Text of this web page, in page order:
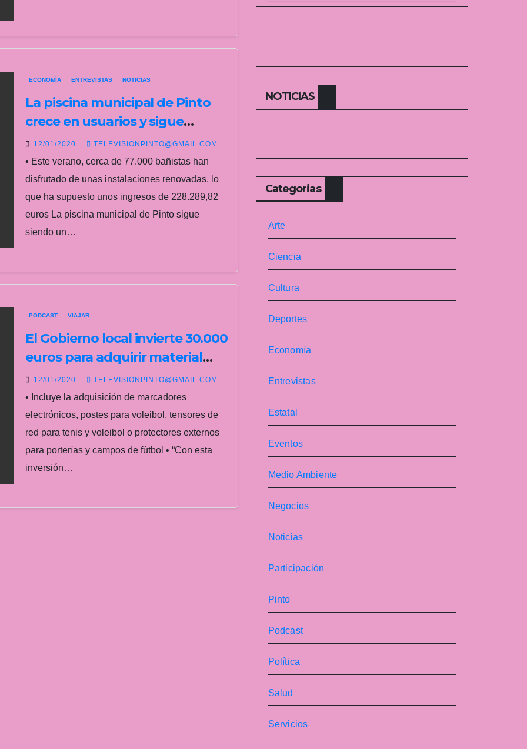
ECONOMÍA ENTREVISTAS NOTICIAS
La piscina municipal de Pinto
crece en usuarios y sigue
siendo un referente en la
Comunidad de Madrid
12/01/2020 TELEVISIONPINTO@GMAIL.COM
• Este verano, cerca de 77.000 bañistas han
disfrutado de unas instalaciones renovadas, lo
que ha supuesto unos ingresos de 228.289,82
euros La piscina municipal de Pinto sigue
siendo un…
PODCAST VIAJAR
El Gobierno local invierte 30.000
euros para adquirir material
deportivo
12/01/2020 TELEVISIONPINTO@GMAIL.COM
• Incluye la adquisición de marcadores
electrónicos, postes para voleibol, tensores de
red para tenis y voleibol o protectores externos
para porterías y campos de fútbol • “Con esta
inversión…
NOTICIAS
Categorias
Arte
Ciencia
Cultura
Deportes
Economía
Entrevistas
Estatal
Eventos
Medio Ambiente
Negocios
Noticias
Participación
Pinto
Podcast
Política
Salud
Servicios